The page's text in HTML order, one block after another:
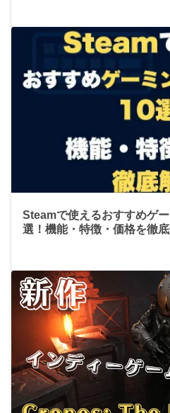
Steamで使えるおすすめゲ
選！機能・特徴・価格を徹